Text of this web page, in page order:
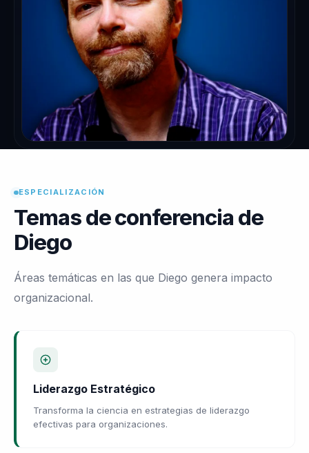
ESPECIALIZACIÓN
Temas de conferencia de
Diego
Áreas temáticas en las que Diego genera impacto
organizacional.
Liderazgo Estratégico
Transforma la ciencia en estrategias de liderazgo
efectivas para organizaciones.